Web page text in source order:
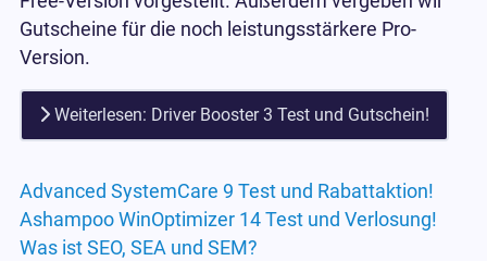
Gutscheine für die noch leistungsstärkere Pro-
Version.
Weiterlesen: Driver Booster 3 Test und Gutschein!
Advanced SystemCare 9 Test und Rabattaktion!
Ashampoo WinOptimizer 14 Test und Verlosung!
Was ist SEO, SEA und SEM?